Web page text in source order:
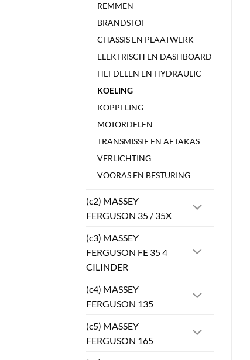
REMMEN
BRANDSTOF
CHASSIS EN PLAATWERK
ELEKTRISCH EN DASHBOARD
HEFDELEN EN HYDRAULIC
KOELING
KOPPELING
MOTORDELEN
TRANSMISSIE EN AFTAKAS
VERLICHTING
VOORAS EN BESTURING
(c2) MASSEY
FERGUSON 35 / 35X
(c3) MASSEY
FERGUSON FE 35 4
CILINDER
(c4) MASSEY
FERGUSON 135
(c5) MASSEY
FERGUSON 165